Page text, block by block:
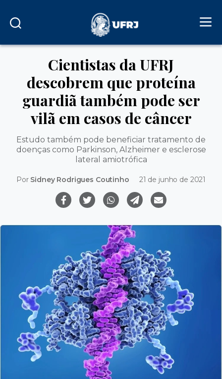
Cientistas da UFRJ
descobrem que proteína
guardiã também pode ser
vilã em casos de câncer
Estudo também pode beneficiar tratamento de
doenças como Parkinson, Alzheimer e esclerose
lateral amiotrófica
Por Sidney Rodrigues Coutinho 21 de junho de 2021